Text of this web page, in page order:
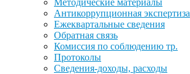
Методические материалы
Антикоррупционная экспертиза
Ежеквартальные сведения
Обратная связь
Комиссия по соблюдению тр.
Протоколы
Сведения-доходы, расходы